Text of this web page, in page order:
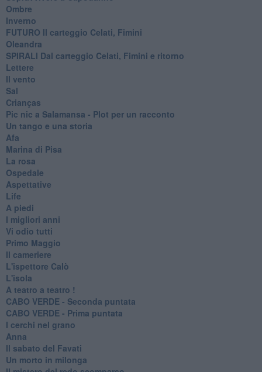
Ombre
Inverno
FUTURO Il carteggio Celati, Fimini
Oleandra
SPIRALI Dal carteggio Celati, Fimini e ritorno
Lettere
Il vento
Sal
Crianças
Pic nic a Salamansa - Plot per un racconto
Un tango e una storia
Afa
Marina di Pisa
La rosa
Ospedale
Aspettative
Life
A piedi
I migliori anni
Vi odio tutti
Primo Maggio
Il cameriere
L'ispettore Calò
L'isola
A teatro a teatro !
CABO VERDE - Seconda puntata
CABO VERDE - Prima puntata
I cerchi nel grano
Anna
Il sabato del Favati
Un morto in milonga